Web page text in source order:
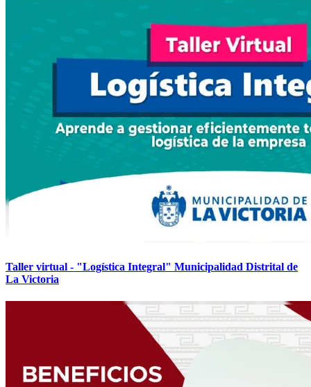
Taller virtual - "Logística Integral" Municipalidad Distrital de
La Victoria